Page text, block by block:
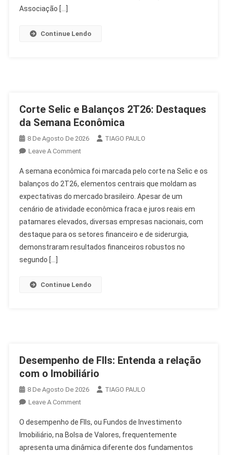
Associação […]
Continue Lendo
Corte Selic e Balanços 2T26: Destaques
da Semana Econômica
8 De Agosto De 2026
TIAGO PAULO
Leave A CommentOn
Selic
E
Balanços
2T26:
Destaques
Da
Semana
A semana econômica foi marcada pelo corte na Selic e os
balanços do 2T26, elementos centrais que moldam as
expectativas do mercado brasileiro. Apesar de um
cenário de atividade econômica fraca e juros reais em
patamares elevados, diversas empresas nacionais, com
destaque para os setores financeiro e de siderurgia,
demonstraram resultados financeiros robustos no
segundo […]
Continue Lendo
Desempenho de FIIs: Entenda a relação
com o Imobiliário
8 De Agosto De 2026
TIAGO PAULO
Leave A CommentOn
De
FIIs:
Entenda
O desempenho de FIIs, ou Fundos de Investimento
Imobiliário, na Bolsa de Valores, frequentemente
apresenta uma dinâmica diferente dos fundamentos